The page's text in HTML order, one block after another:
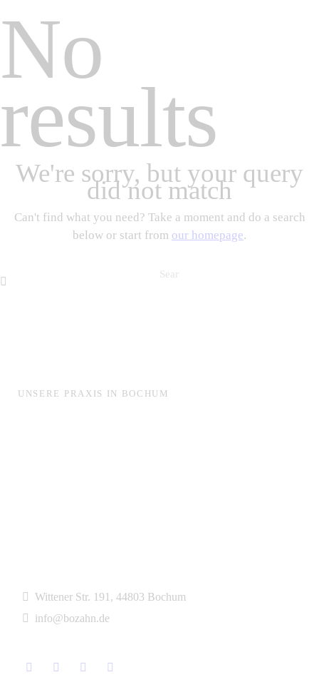
No
results
We're sorry, but your query
did not match
Can't find what you need? Take a moment and do a search
below or start from our homepage.
UNSERE PRAXIS IN BOCHUM
Wittener Str. 191, 44803 Bochum
info@bozahn.de